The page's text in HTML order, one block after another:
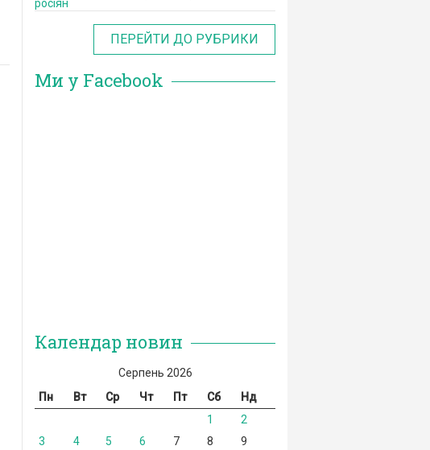
ПЕРЕЙТИ ДО РУБРИКИ
Ми у Facebook
Календар новин
Серпень 2026
Пн
Вт Ср Чт Пт Сб
Нд
1
2
3
4 5 6 7 8
9